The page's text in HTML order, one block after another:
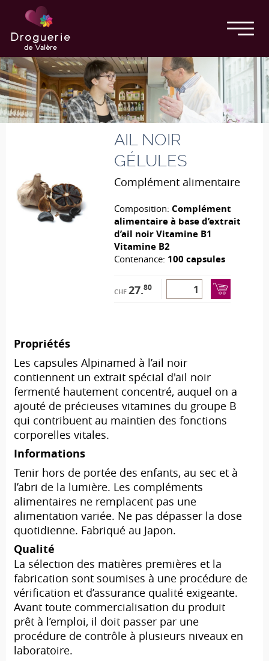
AIL NOIR
GÉLULES
Complément alimentaire
Composition: Complément
alimentaire à base d’extrait
d’ail noir Vitamine B1
Vitamine B2
Contenance: 100 capsules
CHF 27.80
Propriétés
Les capsules Alpinamed à l’ail noir
contiennent un extrait spécial d'ail noir
fermenté hautement concentré, auquel on a
ajouté de précieuses vitamines du groupe B
qui contribuent au maintien des fonctions
corporelles vitales.
Informations
Tenir hors de portée des enfants, au sec et à
l’abri de la lumière. Les compléments
alimentaires ne remplacent pas une
alimentation variée. Ne pas dépasser la dose
quotidienne. Fabriqué au Japon.
Qualité
La sélection des matières premières et la
fabrication sont soumises à une procédure de
vérification et d’assurance qualité exigeante.
Avant toute commercialisation du produit
prêt à l’emploi, il doit passer par une
procédure de contrôle à plusieurs niveaux en
laboratoire.